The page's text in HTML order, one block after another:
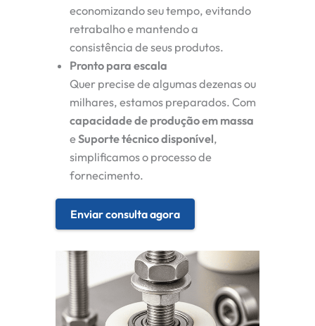
economizando seu tempo, evitando
retrabalho e mantendo a
consistência de seus produtos.
Pronto para escala
Quer precise de algumas dezenas ou
milhares, estamos preparados. Com
capacidade de produção em massa
eSuporte técnico disponível,
simplificamos o processo de
fornecimento.
Enviar consulta agora